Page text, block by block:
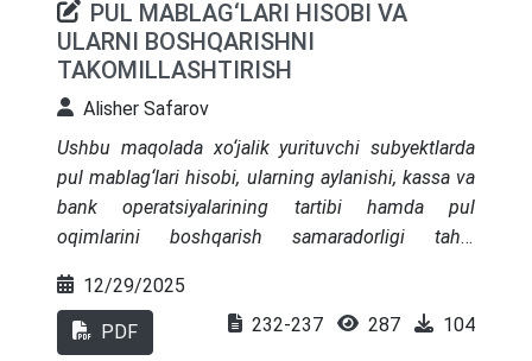
PUL MABLAG‘LARI HISOBI VA
ULARNI BOSHQARISHNI
TAKOMILLASHTIRISH
Alisher Safarov
Ushbu maqolada xo‘jalik yurituvchi subyektlarda
pul mablag‘lari hisobi, ularning aylanishi, kassa va
bank operatsiyalarining tartibi hamda pul
oqimlarini boshqarish samaradorligi tahlil
moliyaviy barqarorligi, likvidlik darajasi va
moliyaviy xavfsizligini belgilovchi asosiy
omillardan biri hisoblanadi. Tadqiqot davomida
12/29/2025
PDF 232-237 287 104